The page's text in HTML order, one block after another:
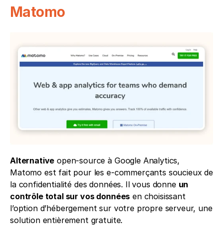
Matomo
Alternative open-source à Google Analytics,
Matomo est fait pour les e-commerçants soucieux de
la confidentialité des données. Il vous donne un
contrôle total sur vos données en choisissant
l’option d’hébergement sur votre propre serveur, une
solution entièrement gratuite.